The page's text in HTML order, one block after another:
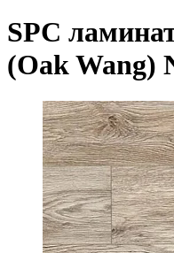
SPC
(Oak Wang)